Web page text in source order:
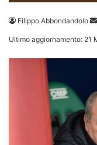
Filippo Abbondandolo
Ultimo aggiornamento: 21